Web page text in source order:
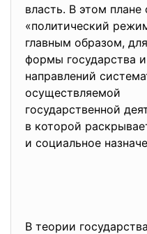
власть. В этом
«политический
главным образом,
формы государства
направлений
осуществляемой
государственной
в которой
и социальное
В теории